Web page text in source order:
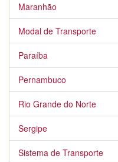
Maranhão
Modal de Transporte
Paraíba
Pernambuco
Rio Grande do Norte
Sergipe
Sistema de Transporte